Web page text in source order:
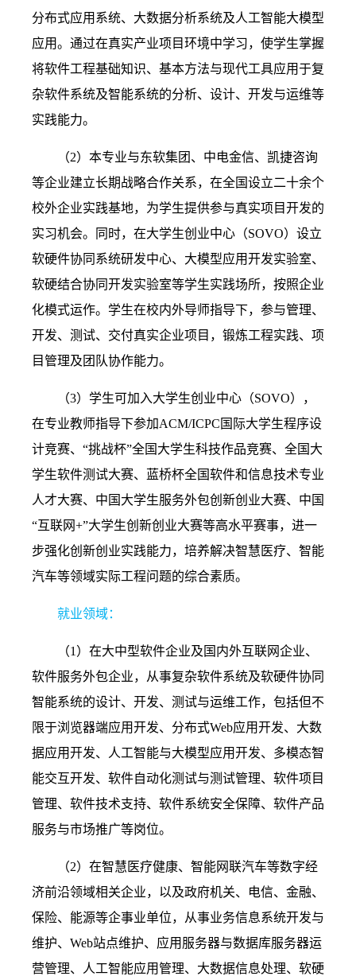
分布式应用系统、大数据分析系统及人工智能大模型
应用。通过在真实产业项目环境中学习，使学生掌握
将软件工程基础知识、基本方法与现代工具应用于复
杂软件系统及智能系统的分析、设计、开发与运维等
实践能力。
（2）本专业与东软集团、中电金信、凯捷咨询
等企业建立长期战略合作关系，在全国设立二十余个
校外企业实践基地，为学生提供参与真实项目开发的
实习机会。同时，在大学生创业中心（SOVO）设立
软硬件协同系统研发中心、大模型应用开发实验室、
软硬结合协同开发实验室等学生实践场所，按照企业
化模式运作。学生在校内外导师指导下，参与管理、
开发、测试、交付真实企业项目，锻炼工程实践、项
目管理及团队协作能力。
（3）学生可加入大学生创业中心（SOVO），
在专业教师指导下参加ACM/ICPC 国际大学生程序设
计竞赛、“挑战杯”全国大学生科技作品竞赛、全国大
学生软件测试大赛、蓝桥杯全国软件和信息技术专业
人才大赛、中国大学生服务外包创新创业大赛、中国
“互联网+”大学生创新创业大赛等高水平赛事，进一
步强化创新创业实践能力，培养解决智慧医疗、智能
汽车等领域实际工程问题的综合素质。
就业领域：
（1 ）在大中型软件企业及国内外互联网企业、
软件服务外包企业，从事复杂软件系统及软硬件协同
智能系统的设计、开发、测试与运维工作，包括但不
限于浏览器端应用开发、分布式Web应用开发、大数
据应用开发、人工智能与大模型应用开发、多模态智
能交互开发、软件自动化测试与测试管理、软件项目
管理、软件技术支持、软件系统安全保障、软件产品
服务与市场推广等岗位。
（2）在智慧医疗健康、智能网联汽车等数字经
济前沿领域相关企业，以及政府机关、电信、金融、
保险、能源等企事业单位，从事业务信息系统开发与
维护、 Web站点维护、应用服务器与数据库服务器运
营管理、人工智能应用管理、大数据信息处理、软硬